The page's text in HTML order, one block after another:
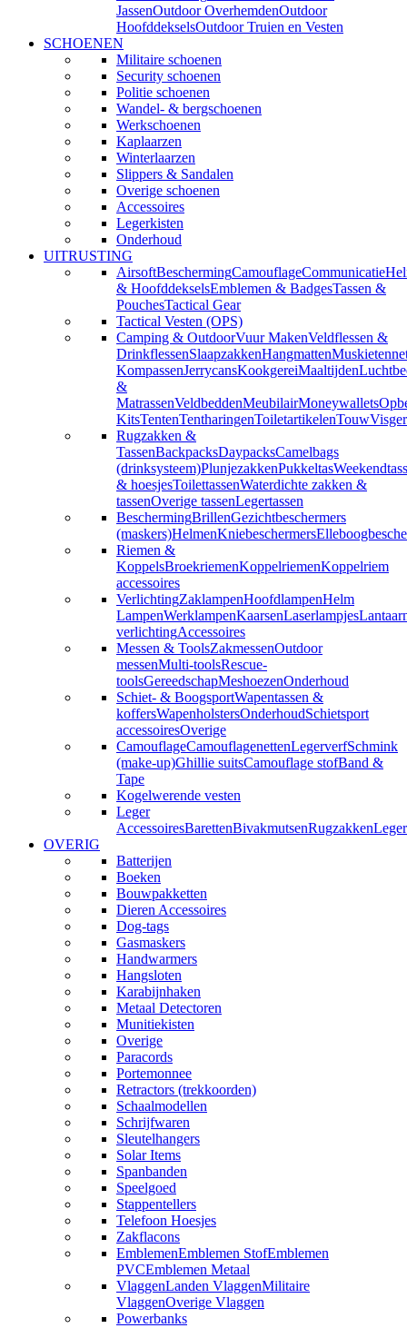
JassenOutdoor OverhemdenOutdoor
HoofddekselsOutdoor Truien en Vesten
SCHOENEN
Militaire schoenen
Security schoenen
Politie schoenen
Wandel- & bergschoenen
Werkschoenen
Kaplaarzen
Winterlaarzen
Slippers & Sandalen
Overige schoenen
Accessoires
Legerkisten
Onderhoud
UITRUSTING
AirsoftBeschermingCamouflageCommunicatie
& HoofddekselsEmblemen & BadgesTassen &
PouchesTactical Gear
Tactical Vesten (OPS)
Camping & OutdoorVuur MakenVeldflessen &
DrinkflessenSlaapzakkenHangmatten
KompassenJerrycansKookgereiMaaltijden
&
MatrassenVeldbeddenMeubilairMoneywallets
KitsTentenTentharingenToiletartikelenTouw
Rugzakken &
TassenBackpacksDaypacksCamelbags
(drinksysteem)PlunjezakkenPukkeltas
& hoesjesToilettassenWaterdichte zakken &
tassenOverige tassenLegertassen
BeschermingBrillenGezichtbeschermers
(maskers)HelmenKniebeschermers
Riemen &
KoppelsBroekriemenKoppelriemenKoppelriem
accessoires
VerlichtingZaklampenHoofdlampenHelm
LampenWerklampenKaarsenLaserlampjes
verlichtingAccessoires
Messen & ToolsZakmessenOutdoor
messenMulti-toolsRescue-
toolsGereedschapMeshoezenOnderhoud
Schiet- & BoogsportWapentassen &
koffersWapenholstersOnderhoudSchietsport
accessoiresOverige
CamouflageCamouflagenettenLegerverfSchmink
(make-up)Ghillie suitsCamouflage stofBand &
Tape
Kogelwerende vesten
Leger
AccessoiresBarettenBivakmutsenRugzakken
OVERIG
Batterijen
Boeken
Bouwpakketten
Dieren Accessoires
Dog-tags
Gasmaskers
Handwarmers
Hangsloten
Karabijnhaken
Metaal Detectoren
Munitiekisten
Overige
Paracords
Portemonnee
Retractors (trekkoorden)
Schaalmodellen
Schrijfwaren
Sleutelhangers
Solar Items
Spanbanden
Speelgoed
Stappentellers
Telefoon Hoesjes
Zakflacons
EmblemenEmblemen StofEmblemen
PVCEmblemen Metaal
VlaggenLanden VlaggenMilitaire
VlaggenOverige Vlaggen
Powerbanks